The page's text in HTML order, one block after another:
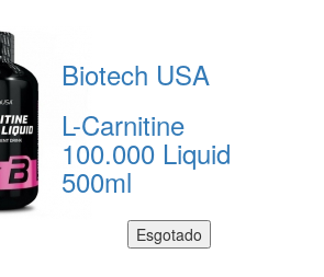
Biotech USA
L-Carnitine
100.000 Liquid
500ml